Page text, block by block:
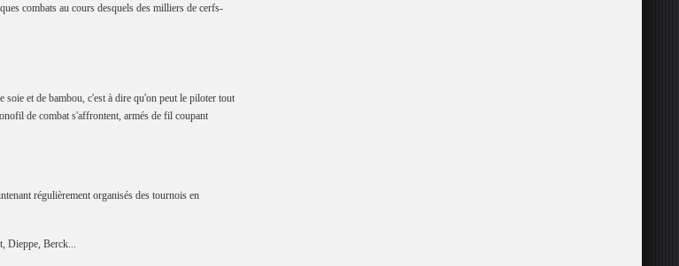
combats au cours desquels des milliers de cerfs-
et de bambou, c'est à dire qu'on peut le piloter tout
de combat s'affrontent, armés de fil coupant
régulièrement organisés des tournois en
Dieppe, Berck...